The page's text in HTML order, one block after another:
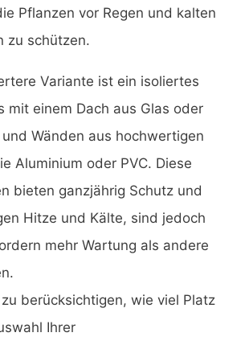
Pflanzen vor Regen und kalten
zu schützen.
Variante ist ein isoliertes
mit einem Dach aus Glas oder
Wänden aus hochwertigen
Aluminium oder PVC. Diese
bieten ganzjährig Schutz und
Hitze und Kälte, sind jedoch
mehr Wartung als andere
berücksichtigen, wie viel Platz
Ihrer